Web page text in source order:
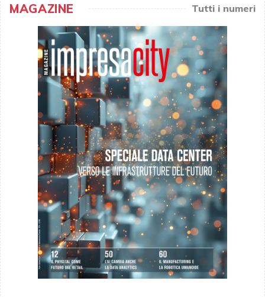
MAGAZINE Tutti i numeri